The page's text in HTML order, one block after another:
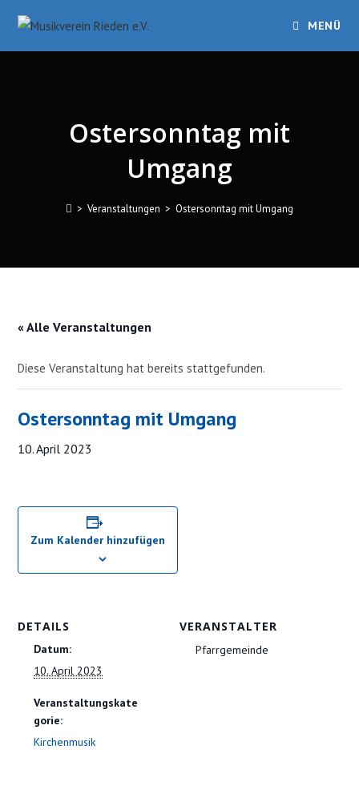
Inhalt
springen
MENÜ
Ostersonntag mit
Umgang
> Veranstaltungen > Ostersonntag mit Umgang
« Alle Veranstaltungen
Diese Veranstaltung hat bereits stattgefunden.
Ostersonntag mit Umgang
10. April 2023
Zum Kalender hinzufügen
DETAILS
Datum:
10. April 2023
Veranstaltungskate
gorie:
Kirchenmusik
VERANSTALTER
Pfarrgemeinde